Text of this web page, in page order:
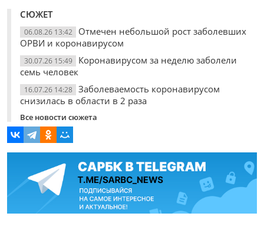
СЮЖЕТ
06.08.26 13:42
Отмечен небольшой рост заболевших
ОРВИ и коронавирусом
30.07.26 15:49
Коронавирусом за неделю заболели
семь человек
16.07.26 14:28
Заболеваемость коронавирусом
снизилась в области в 2 раза
Все новости сюжета